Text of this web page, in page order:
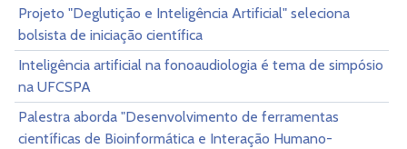
Projeto "Deglutição e Inteligência Artificial" seleciona
bolsista de iniciação científica
Inteligência artificial na fonoaudiologia é tema de simpósio
na UFCSPA
Palestra aborda "Desenvolvimento de ferramentas
científicas de Bioinformática e Interação Humano-